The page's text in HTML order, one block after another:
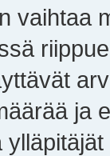
vaihtaa
ja